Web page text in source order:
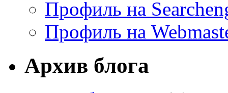
Профиль на
Профиль на
Архив блога